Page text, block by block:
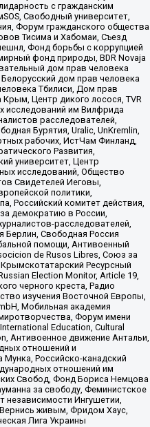
с гражданским
Свободный университет,
Форум гражданского общества
Тисима и Хабомаи, Съезд
Фонд борьбы с коррупцией
фонд природы, BDR Novaja
дом прав человека
дом прав человека
Тбилиси, Дом прав
Центр дикого лосося, TVR
исследований им Вилфрида
расследователей,
Бурятия, Uralic, UnKremlin,
рабочих, ИстЧам Финланд,
Развития,
университет, Центр
исследований, Общество
Свидетелей Иеговы,
политики,
Российский комитет действия,
демократию в России,
расследователей,
Берлин, Свободная Россия
помощи, Антивоенный
de Rusos Libres, Союз за
Ресурсный
Election Monitor, Article 19,
черного креста, Радио
изучения Восточной Европы,
Мобильная академия
Форум имени
Education, Cultural
Антивоенное движение Антальи,
отношений и
Мунка, Российско-канадский
отношений им
Свобод, Фонд Бориса Немцова
за свободу, Феминистское
независимости Ингушетии,
живым, Фридом Хаус,
Лига Украины